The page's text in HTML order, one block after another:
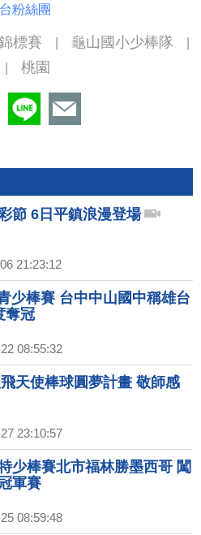
粉絲團
標賽 龜山國小少棒隊
桃園
節 6日平鎮浪漫登場
21:23:12
少棒賽 台中中山國中稱雄台
奪冠
08:55:32
天使棒球圓夢計畫 敬師感
23:10:57
少棒賽北市福林勝墨西哥 闖
軍賽
08:59:48